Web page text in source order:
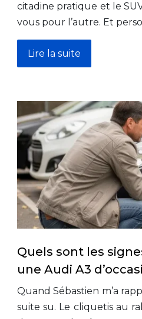
citadine pratique et le
vous pour l’autre. Et
Lire la suite
Quels sont les
une Audi A3
Quand Sébastien m’a
suite su. Le cliquetis au